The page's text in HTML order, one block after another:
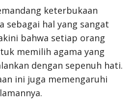
keterbukaan
sebagai hal yang sangat
bahwa setiap orang
memilih agama yang
dengan sepenuh hati.
ini juga memengaruhi